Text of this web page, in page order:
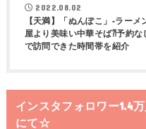
2022.08.02
【天満】「ぬんぽこ」-ラーメ
屋より美味い中華そば⁈予約な
で訪問できた時間帯を紹介
インスタフォロワー1.4
にて☆